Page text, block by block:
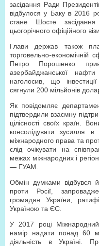
засідання Ради
відбулося у Баку в 2016
стане Шосте
цьогорічного офіційного
Глави держав також
торговельно-економічній
Петро Порошенко
азербайджанської
наголосив, що
сягнули 200 мільйонів
Як повідомляє
підтвердили взаємну
цілісності своїх країн.
консолідувати зусилля
міжнародного права та
слід очікувати на
межах міжнародних і
— ГУАМ.
Обмін думками відбувся
проти Росії,
громадян України,
Україною та ЄС.
У 2017 році
намір надати понад 60
діяльність в Україні.